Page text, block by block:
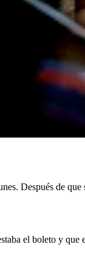
Después de que
el boleto y que